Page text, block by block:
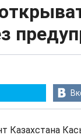
Казахстана